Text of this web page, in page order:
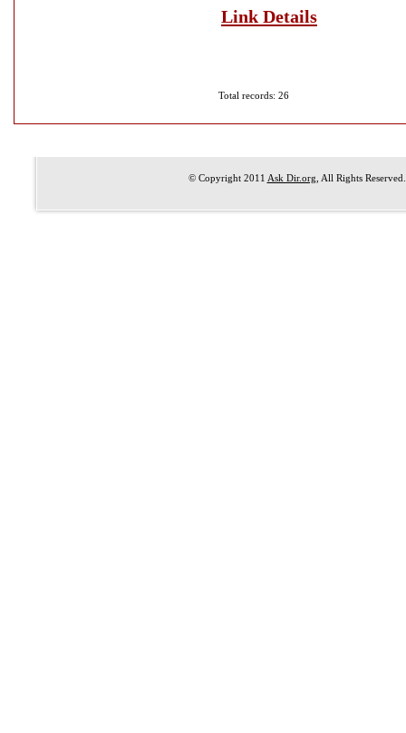
Link Details
Total records: 26
© Copyright 2011 Ask Dir.org , All Rights